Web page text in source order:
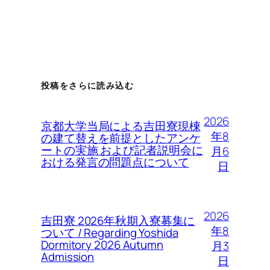
投稿をさらに読み込む
京都大学当局による吉田寮現棟
の建て替えを前提としたアンケ
ートの実施 および記者説明会に
おける発言の問題点について
2026
年8
月6
日
吉田寮 2026年秋期入寮募集に
ついて / Regarding Yoshida
Dormitory 2026 Autumn
Admission
2026
年8
月3
日